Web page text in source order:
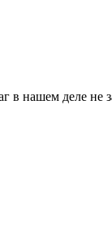
в нашем деле не